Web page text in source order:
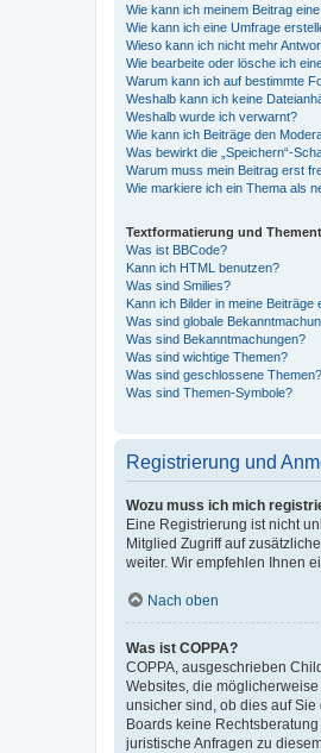
Wie kann ich meinem Beitrag
Wie kann ich eine Umfrage
Wieso kann ich nicht mehr
Wie bearbeite oder lösche ich
Warum kann ich auf bestimmte
Weshalb kann ich keine
Weshalb wurde ich verwarnt?
Wie kann ich Beiträge den
Was bewirkt die „Speichern“-
Warum muss mein Beitrag erst
Wie markiere ich ein Thema als
Textformatierung und
Was ist BBCode?
Kann ich HTML benutzen?
Was sind Smilies?
Kann ich Bilder in meine Beiträge
Was sind globale
Was sind Bekanntmachungen?
Was sind wichtige Themen?
Was sind geschlossene Themen?
Was sind Themen-Symbole?
Registrierung und
Wozu muss ich mich
Eine Registrierung ist nicht
Mitglied Zugriff auf
weiter. Wir empfehlen Ihnen
Nach oben
Was ist COPPA?
COPPA, ausgeschrieben
Websites, die
unsicher sind, ob dies auf
Boards keine
juristische Anfragen zu